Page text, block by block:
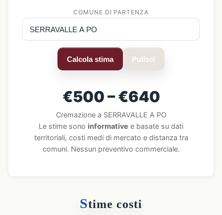
COMUNE DI PARTENZA
Calcola stima Pulisci
€500 – €640
Cremazione a SERRAVALLE A PO
Le stime sono informative e basate su dati
territoriali, costi medi di mercato e distanza tra
comuni. Nessun preventivo commerciale.
Stime costi